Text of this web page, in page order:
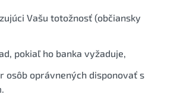
Vašu totožnosť (občiansky
pokiaľ ho banka vyžaduje,
osôb oprávnených disponovať s